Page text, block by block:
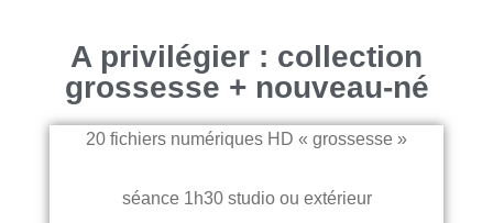
A privilégier : collection
grossesse + nouveau-né
20 fichiers numériques HD « grossesse »
séance 1h30 studio ou extérieur